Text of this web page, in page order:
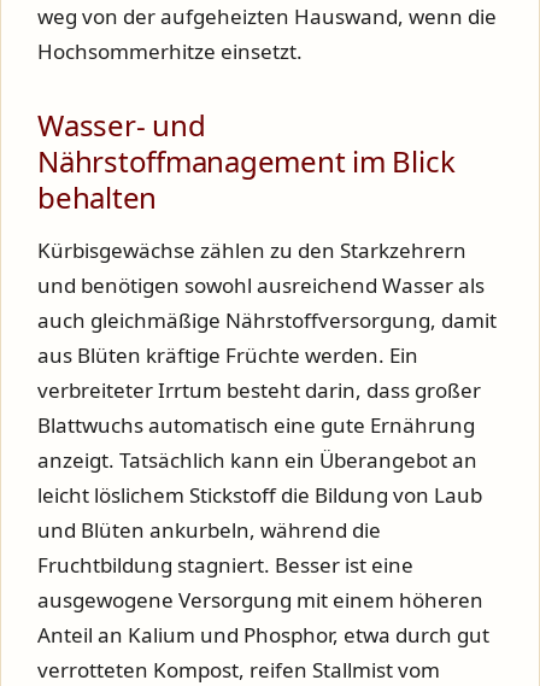
weg von der aufgeheizten Hauswand, wenn die
Hochsommerhitze einsetzt.
Wasser- und
Nährstoffmanagement im Blick
behalten
Kürbisgewächse zählen zu den Starkzehrern
und benötigen sowohl ausreichend Wasser als
auch gleichmäßige Nährstoffversorgung, damit
aus Blüten kräftige Früchte werden. Ein
verbreiteter Irrtum besteht darin, dass großer
Blattwuchs automatisch eine gute Ernährung
anzeigt. Tatsächlich kann ein Überangebot an
leicht löslichem Stickstoff die Bildung von Laub
und Blüten ankurbeln, während die
Fruchtbildung stagniert. Besser ist eine
ausgewogene Versorgung mit einem höheren
Anteil an Kalium und Phosphor, etwa durch gut
verrotteten Kompost, reifen Stallmist vom